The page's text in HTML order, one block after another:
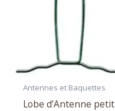
Antennes et Baquettes
Lobe d’Antenne petit